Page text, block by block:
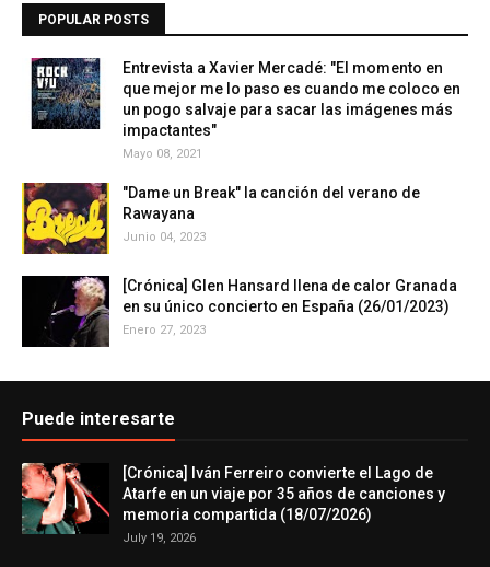
POPULAR POSTS
Entrevista a Xavier Mercadé: "El momento en
que mejor me lo paso es cuando me coloco en
un pogo salvaje para sacar las imágenes más
impactantes"
Mayo 08, 2021
"Dame un Break" la canción del verano de
Rawayana
Junio 04, 2023
[Crónica] Glen Hansard llena de calor Granada
en su único concierto en España (26/01/2023)
Enero 27, 2023
Puede interesarte
[Crónica] Iván Ferreiro convierte el Lago de
Atarfe en un viaje por 35 años de canciones y
memoria compartida (18/07/2026)
July 19, 2026